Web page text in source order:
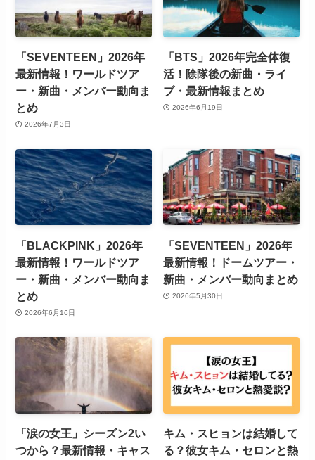
「SEVENTEEN」2026年
最新情報！ワールドツア
ー・新曲・メンバー動向ま
とめ
2026年7月3日
「BTS」2026年完全体復
活！除隊後の新曲・ライ
ブ・最新情報まとめ
2026年6月19日
「BLACKPINK」2026年
最新情報！ワールドツア
ー・新曲・メンバー動向ま
とめ
2026年6月16日
「SEVENTEEN」2026年
最新情報！ドームツアー・
新曲・メンバー動向まとめ
2026年5月30日
「涙の女王」シーズン2い
つから？最新情報・キャス
キム・スヒョンは結婚して
る？彼女キム・セロンと熱